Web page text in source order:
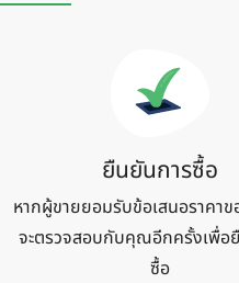
ยืนยันการซื้อ
หากผู้ขายยอมรับข้อเสนอราคา
จะตรวจสอบกับคุณอีกครั้งเพื่อ
ซื้อ